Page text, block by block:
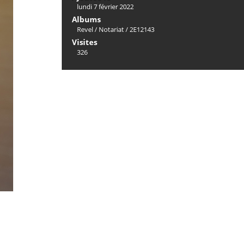
lundi 7 février 2022
Albums
Revel/ Notariat/2E12143
Visites
326